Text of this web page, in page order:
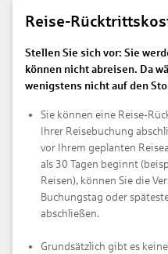
Reise-
Stellen Sie sich vor: Sie
können nicht abreisen. Da
wenigstens nicht auf den
Sie können eine Reise-
Ihrer Reisebuchung
vor Ihrem geplanten
als 30 Tagen beginnt
Reisen), können Sie die
Buchungstag oder
abschließen.
Grundsätzlich gibt es